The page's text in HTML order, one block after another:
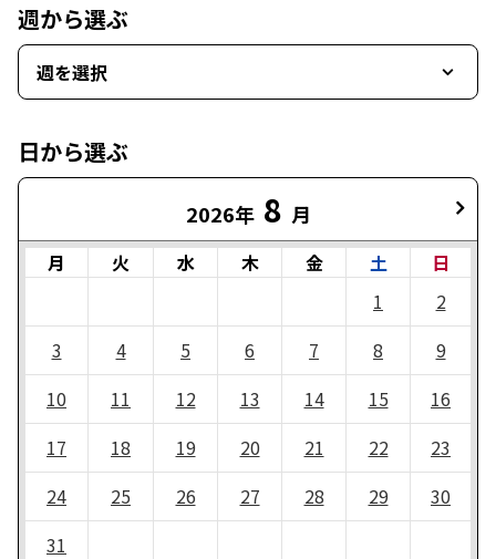
週から選ぶ
週を選択
日から選ぶ
2026年 8 月
月 火 水 木 金 土
日
1
2
3
4 5 6 7 8
9
10
11 12 13 14 15
16
17
18 19 20 21 22
23
24
25 26 27 28 29
30
31